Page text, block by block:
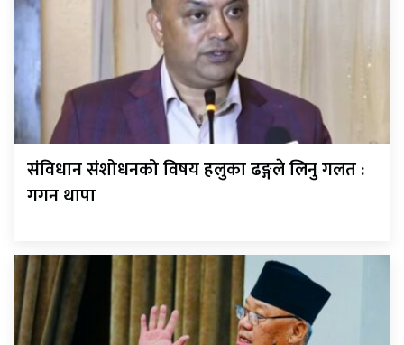
संविधान संशोधनको विषय हलुका ढङ्गले लिनु गलत :
गगन थापा